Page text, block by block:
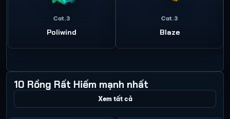
Cat.3
Poliwind
Cat.3
Blaze
10 Rồng Rất Hiếm mạnh nhất
Xem tất cả